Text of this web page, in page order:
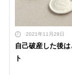
2021年11月29日
自己破産した後
ト